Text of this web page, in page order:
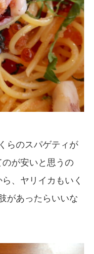
らのスパゲティが
が安いと思うの
、ヤリイカもいく
があったらいいな